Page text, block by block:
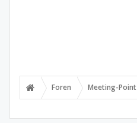
Foren Meeting-Point